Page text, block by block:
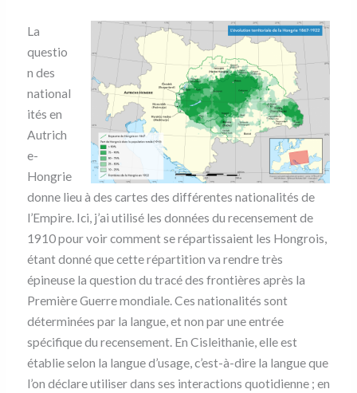
La
questio
n des
national
ités en
Autrich
e-
Hongrie
donne lieu à des cartes des différentes nationalités de
l’Empire. Ici, j’ai utilisé les données du recensement de
1910 pour voir comment se répartissaient les Hongrois,
étant donné que cette répartition va rendre très
épineuse la question du tracé des frontières après la
Première Guerre mondiale. Ces nationalités sont
déterminées par la langue, et non par une entrée
spécifique du recensement. En Cisleithanie, elle est
établie selon la langue d’usage, c’est-à-dire la langue que
l’on déclare utiliser dans ses interactions quotidienne ; en